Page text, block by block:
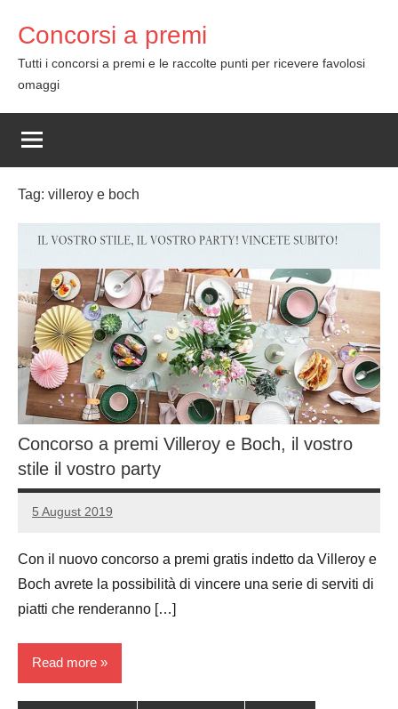
content
Concorsi a premi
Tutti i concorsi a premi e le raccolte punti per ricevere favolosi
omaggi
Tag: villeroy e boch
Concorso a premi Villeroy e Boch, il vostro
stile il vostro party
5 August 2019
Luca
No
Con il nuovo concorso a premi gratis indetto da Villeroy e
Boch avrete la possibilità di vincere una serie di serviti di
piatti che renderanno […]
Read more